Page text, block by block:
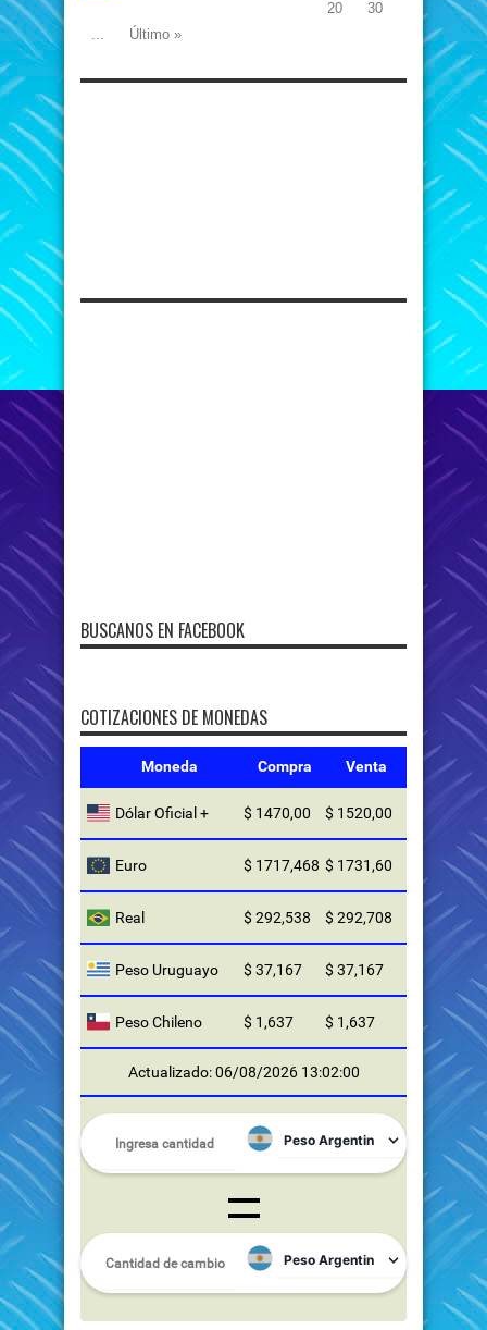
20
30
...
Último »
BUSCANOS EN FACEBOOK
COTIZACIONES DE MONEDAS
Moneda Compra Venta
Dólar Oficial + $ 1470,00 $ 1520,00
Euro $ 1717,468 $ 1731,60
Real $ 292,538 $ 292,708
Peso Uruguayo $ 37,167 $ 37,167
Peso Chileno $ 1,637 $ 1,637
Actualizado: 06/08/2026 13:02:00